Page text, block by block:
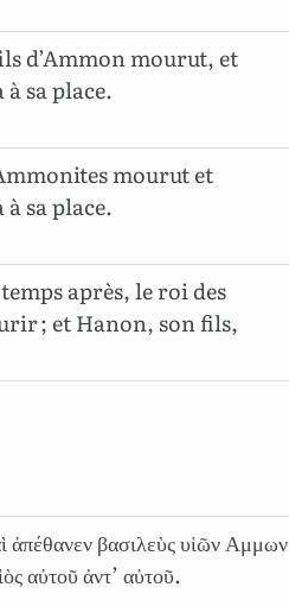
d’Ammon mourut, et
sa place.
mourut et
sa place.
après, le roi des
; et Hanon, son fils,
ἀπέθανεν βασιλεὺς υἱῶν Αμμων
αὐτοῦ ἀντ’ αὐτοῦ.